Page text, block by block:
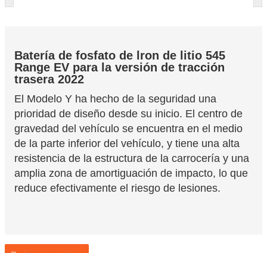
Batería de fosfato de lron de litio 545
Range EV para la versión de tracción
trasera 2022
El Modelo Y ha hecho de la seguridad una
prioridad de diseño desde su inicio. El centro de
gravedad del vehículo se encuentra en el medio
de la parte inferior del vehículo, y tiene una alta
resistencia de la estructura de la carrocería y una
amplia zona de amortiguación de impacto, lo que
reduce efectivamente el riesgo de lesiones.